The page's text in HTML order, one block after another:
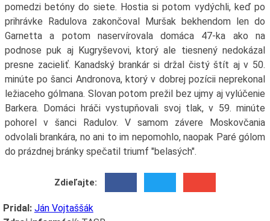
pomedzi betóny do siete. Hostia si potom vydýchli, keď po
prihrávke Radulova zakončoval Muršak bekhendom len do
Garnetta a potom naservírovala domáca 47-ka ako na
podnose puk aj Kugryševovi, ktorý ale tiesnený nedokázal
presne zacieliť. Kanadský brankár si držal čistý štít aj v 50.
minúte po šanci Andronova, ktorý v dobrej pozícii neprekonal
ležiaceho gólmana. Slovan potom prežil bez ujmy aj vylúčenie
Barkera. Domáci hráči vystupňovali svoj tlak, v 59. minúte
pohorel v šanci Radulov. V samom závere Moskovčania
odvolali brankára, no ani to im nepomohlo, naopak Paré gólom
do prázdnej bránky spečatil triumf "belasých".
Zdieľajte:
Pridal: Ján Vojtaššák